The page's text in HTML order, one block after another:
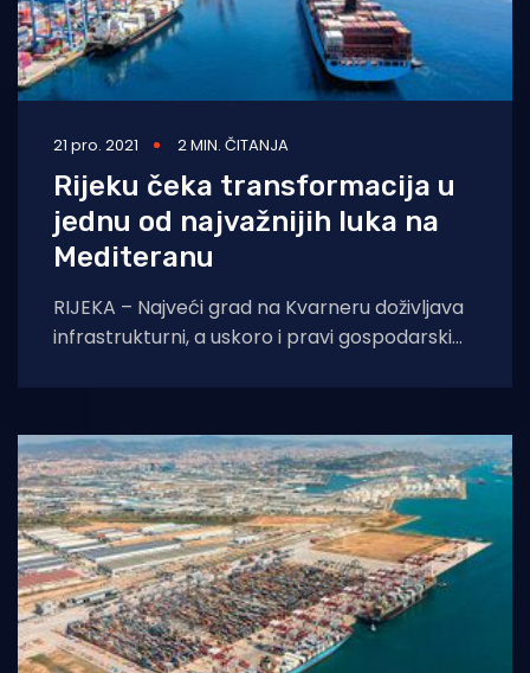
21 pro. 2021 2 MIN. ČITANJA
Rijeku čeka transformacija u
jednu od najvažnijih luka na
Mediteranu
RIJEKA – Najveći grad na Kvarneru doživljava
infrastrukturni, a uskoro i pravi gospodarski
idućih